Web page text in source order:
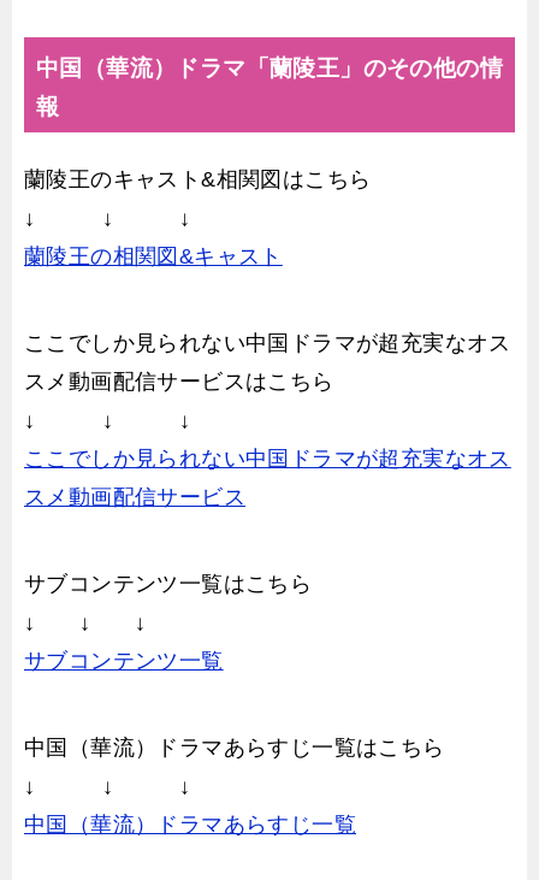
中国（華流）ドラマ「蘭陵王」のその他の情
報
蘭陵王のキャスト&相関図はこちら
↓ ↓ ↓
蘭陵王の相関図&キャスト
ここでしか見られない中国ドラマが超充実なオス
スメ動画配信サービスはこちら
↓ ↓ ↓
ここでしか見られない中国ドラマが超充実なオス
スメ動画配信サービス
サブコンテンツ一覧はこちら
↓ ↓ ↓
サブコンテンツ一覧
中国（華流）ドラマあらすじ一覧はこちら
↓ ↓ ↓
中国（華流）ドラマあらすじ一覧